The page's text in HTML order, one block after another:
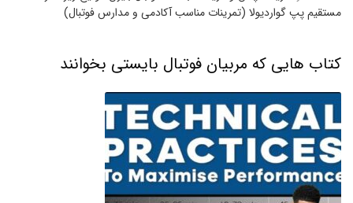
مستقیم پپ گواردیولا (تمرینات مناسب آکادمی و مدارس فوتبال)
کتاب هایی که مربیان فوتبال بایستی بخوانند